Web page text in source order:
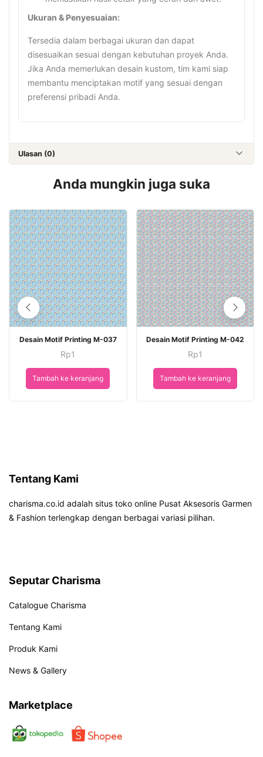
Ukuran & Penyesuaian:
Tersedia dalam berbagai ukuran dan dapat
disesuaikan sesuai dengan kebutuhan proyek Anda.
Jika Anda memerlukan desain kustom, tim kami siap
membantu menciptakan motif yang sesuai dengan
preferensi pribadi Anda.
Ulasan (0)
Anda mungkin juga suka
Desain Motif Printing M-037
Rp1
Tambah ke keranjang
Desain Motif Printing M-042
Rp1
Tambah ke keranjang
Tentang Kami
charisma.co.id adalah situs toko online Pusat Aksesoris Garmen
& Fashion terlengkap dengan berbagai variasi pilihan.
Seputar Charisma
Catalogue Charisma
Tentang Kami
Produk Kami
News & Gallery
Marketplace